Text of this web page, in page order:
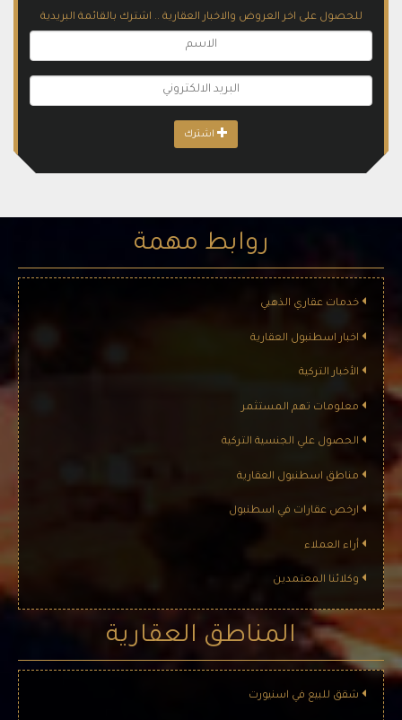
للحصول على اخر العروض والاخبار العقارية .. اشترك بالقائمة البريدية
اشترك
روابط مهمة
خدمات عقاري الذهبي
اخبار اسطنبول العقارية
الأخبار التركية
معلومات تهم المستثمر
الحصول علي الجنسية التركية
مناطق اسطنبول العقارية
ارخص عقارات في اسطنبول
أراء العملاء
وكلائنا المعتمدين
المناطق العقارية
شقق للبيع في اسنيورت